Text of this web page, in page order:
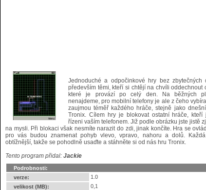
Jednoduché a odpočinkové hry bez zbytečných
především těmi, kteří si chtějí na chvíli oddechnout
které je provází po celý den. Na běžných
nenajdeme, pro mobilní telefony je ale z čeho
zaujmou téměř každého hráče, stejně jako
Tronix. Cílem hry je blokovat ostatní hráče, kteří
řízeni vaším telefonem. Již podle obrázku jste jistě
na mysli. Při blokaci však nesmíte narazit do zdi, jinak končíte. Hra se
pro vás budou znamenat pohyb vlevo, vpravo, nahoru a dolů.
obtížnější, takže se pohodlně usaďte a stáhněte si od nás hru Tronix.
Tento program přidal: Jackie
Podrobnosti:
verze:
1.0
velikost (MB):
0,1